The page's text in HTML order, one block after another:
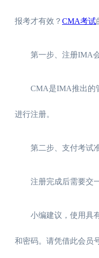
报考才有效？ CMA考试
第一步、注册IMA
CMA是IMA推出的管
进行注册。
第二步、支付考试
注册完成后需要交一
小编建议，使用具有
和密码。请凭借此会员